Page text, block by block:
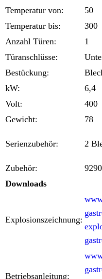
Temperatur von:
50
Temperatur bis:
300
Anzahl Türen:
1
Türanschlüsse:
Bestückung:
kW:
6,4
Volt:
400
Gewicht:
78
Serienzubehör: 2
Zubehör:
Downloads
Explosionszeichnung:
Betriebsanleitung: